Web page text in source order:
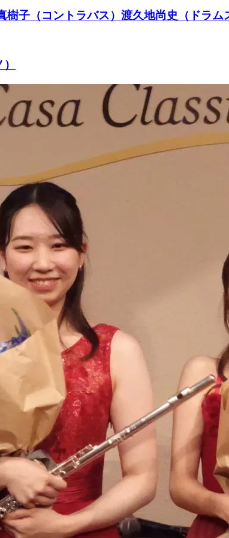
子（コントラバス）渡久地尚史（ドラム